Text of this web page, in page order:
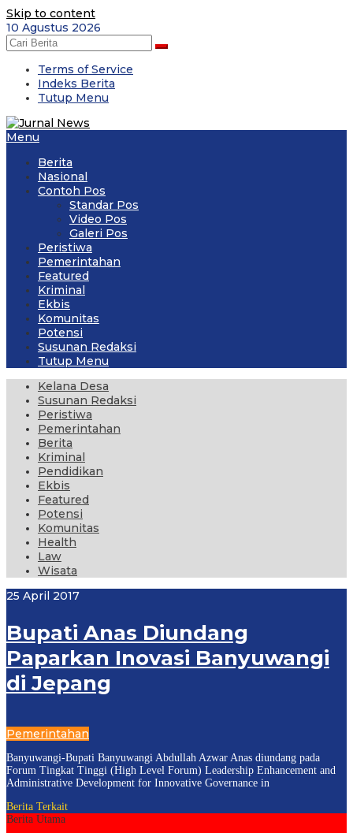
Skip to content
10 Agustus 2026
Terms of Service
Indeks Berita
Tutup Menu
Menu
Berita
Nasional
Contoh Pos
Standar Pos
Video Pos
Galeri Pos
Peristiwa
Pemerintahan
Featured
Kriminal
Ekbis
Komunitas
Potensi
Susunan Redaksi
Tutup Menu
Kelana Desa
Susunan Redaksi
Peristiwa
Pemerintahan
Berita
Kriminal
Pendidikan
Ekbis
Featured
Potensi
Komunitas
Health
Law
Wisata
25 April 2017
Bupati Anas Diundang
Paparkan Inovasi Banyuwangi
di Jepang
Pemerintahan
Banyuwangi-Bupati Banyuwangi Abdullah Azwar Anas diundang pada
Forum Tingkat Tinggi (High Level Forum) Leadership Enhancement and
Administrative Development for Innovative Governance in
Berita Terkait
Berita Utama